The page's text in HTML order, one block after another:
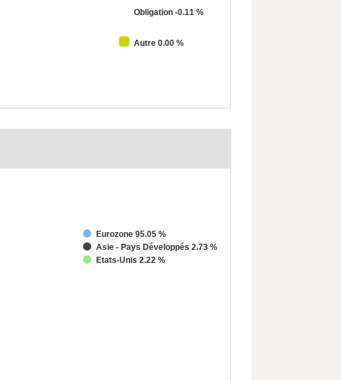
Obligation -0.11 %
Autre 0.00 %
Eurozone 95.05 %
Asie - Pays Développés 2.73 %
Etats-Unis 2.22 %